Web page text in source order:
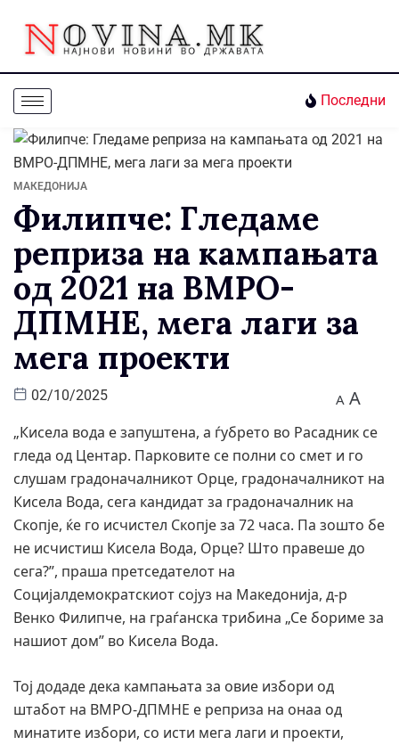
Последни
МАКЕДОНИЈА
Филипче: Гледаме
реприза на кампањата
од 2021 на ВМРО-
ДПМНЕ, мега лаги за
мега проекти
02/10/2025 A A
„Кисела вода е запуштена, а ѓубрето во Расадник се
гледа од Центар. Парковите се полни со смет и го
слушам градоначалникот Орце, градоначалникот на
Кисела Вода, сега кандидат за градоначалник на
Скопје, ќе го исчистел Скопје за 72 часа. Па зошто бе
не исчистиш Кисела Вода, Орце? Што правеше до
сега?”, праша претседателот на
Социјалдемократскиот сојуз на Македонија, д-р
Венко Филипче, на граѓанска трибина „Се бориме за
нашиот дом” во Кисела Вода.
Тој додаде дека кампањата за овие избори од
штабот на ВМРО-ДПМНЕ е реприза на онаа од
минатите избори, со исти мега лаги и проекти,